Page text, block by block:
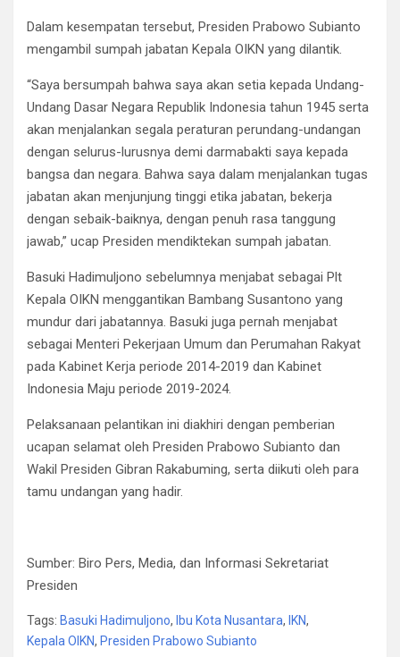
Dalam kesempatan tersebut, Presiden Prabowo Subianto
mengambil sumpah jabatan Kepala OIKN yang dilantik.
“Saya bersumpah bahwa saya akan setia kepada Undang-
Undang Dasar Negara Republik Indonesia tahun 1945 serta
akan menjalankan segala peraturan perundang-undangan
dengan selurus-lurusnya demi darmabakti saya kepada
bangsa dan negara. Bahwa saya dalam menjalankan tugas
jabatan akan menjunjung tinggi etika jabatan, bekerja
dengan sebaik-baiknya, dengan penuh rasa tanggung
jawab,” ucap Presiden mendiktekan sumpah jabatan.
Basuki Hadimuljono sebelumnya menjabat sebagai Plt
Kepala OIKN menggantikan Bambang Susantono yang
mundur dari jabatannya. Basuki juga pernah menjabat
sebagai Menteri Pekerjaan Umum dan Perumahan Rakyat
pada Kabinet Kerja periode 2014-2019 dan Kabinet
Indonesia Maju periode 2019-2024.
Pelaksanaan pelantikan ini diakhiri dengan pemberian
ucapan selamat oleh Presiden Prabowo Subianto dan
Wakil Presiden Gibran Rakabuming, serta diikuti oleh para
tamu undangan yang hadir.
Sumber: Biro Pers, Media, dan Informasi Sekretariat
Presiden
Tags: Basuki Hadimuljono, Ibu Kota Nusantara, IKN,
Kepala OIKN, Presiden Prabowo Subianto